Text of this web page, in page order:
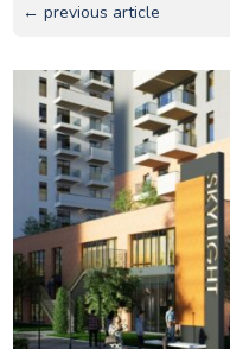
← previous article